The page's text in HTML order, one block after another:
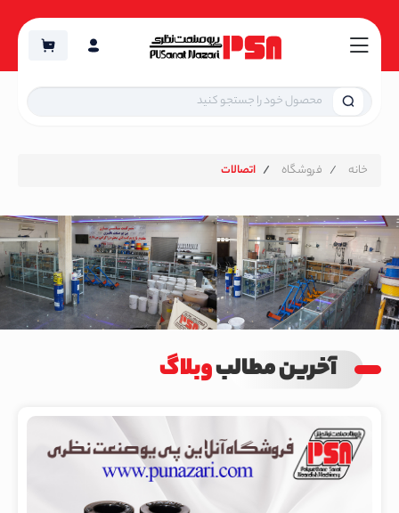
خانه فروشگاه اتصالات
آخرین مطالبوبلاگ